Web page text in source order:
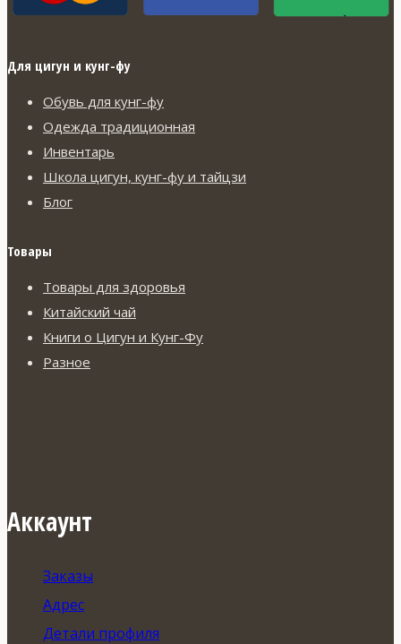
Для цигун и кунг-фу
Обувь для кунг-фу
Одежда традиционная
Инвентарь
Школа цигун, кунг-фу и тайцзи
Блог
Товары
Товары для здоровья
Китайский чай
Книги о Цигун и Кунг-Фу
Разное
Аккаунт
Заказы
Адрес
Детали профиля